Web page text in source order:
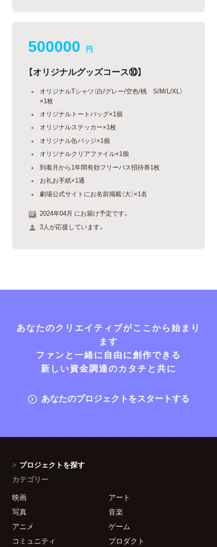
500000 円
【オリジナルグッズコース⑩】
オリジナルTシャツ（白/グレー/空色/桃 S/M/L/XL）
×1枚
オリジナルトートバッグ×1個
オリジナルステッカー×1枚
オリジナル缶バッジ×1個
オリジナルクリアファイル×1個
到着月から1年間有効フリーパス招待券1枚
お礼お手紙×1通
劇場公式サイトにお名前掲載（大）×1名
2024年04月 にお届け予定です。
3人が応援しています。
あなたのクリエイティブがここから始まり
ます
ファンと一緒に自由に創作できる
新しい資金調達のカタチと共に
あなたのプロジェクトをスタートする
プロジェクトを探す
カテゴリー
映画
アート
写真
音楽
アニメ
ゲーム
コミュニティ
プロダクト